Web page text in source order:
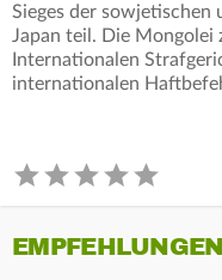
Sieges der
Japan teil. Die Mongolei
Internationalen
internationalen
EMPFEHLUNGEN